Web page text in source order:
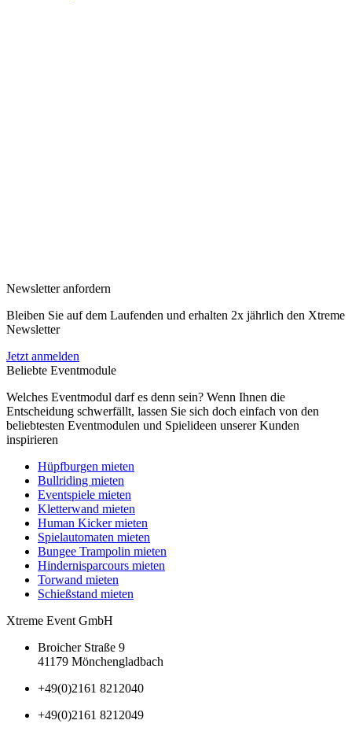
Newsletter anfordern
Bleiben Sie auf dem Laufenden und erhalten 2x jährlich den Xtreme
Newsletter
Jetzt anmelden
Beliebte Eventmodule
Welches Eventmodul darf es denn sein? Wenn Ihnen die
Entscheidung schwerfällt, lassen Sie sich doch einfach von den
beliebtesten Eventmodulen und Spielideen unserer Kunden
inspirieren
Hüpfburgen mieten
Bullriding mieten
Eventspiele mieten
Kletterwand mieten
Human Kicker mieten
Spielautomaten mieten
Bungee Trampolin mieten
Hindernisparcours mieten
Torwand mieten
Schießstand mieten
Xtreme Event GmbH
Broicher Straße 9
41179 Mönchengladbach
+49(0)2161 8212040
+49(0)2161 8212049